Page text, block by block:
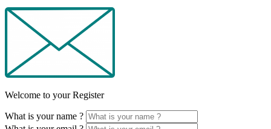
Welcome to your Register
What is your name ?